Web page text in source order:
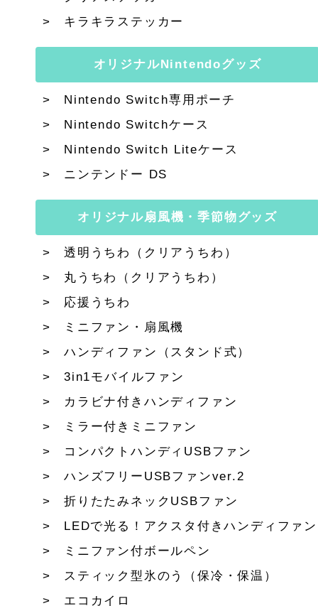
キラキラステッカー
オリジナルNintendoグッズ
Nintendo Switch専用ポーチ
Nintendo Switchケース
Nintendo Switch Liteケース
ニンテンドー DS
オリジナル扇風機・季節物グッズ
透明うちわ（クリアうちわ）
丸うちわ（クリアうちわ）
応援うちわ
ミニファン・扇風機
ハンディファン（スタンド式）
3in1モバイルファン
カラビナ付きハンディファン
ミラー付きミニファン
コンパクトハンディUSBファン
ハンズフリーUSBファンver.2
折りたたみネックUSBファン
LEDで光る！アクスタ付きハンディファン
ミニファン付ボールペン
スティック型氷のう（保冷・保温）
エコカイロ